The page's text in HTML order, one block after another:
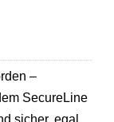
–
SecureLine
sicher, egal